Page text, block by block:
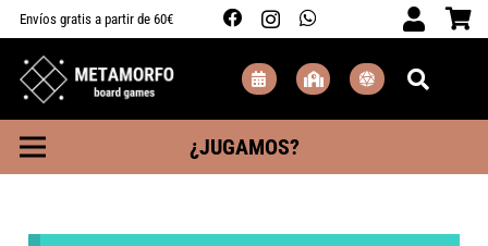
Envíos gratis a partir de 60€
¿JUGAMOS?